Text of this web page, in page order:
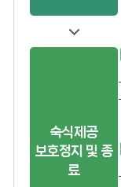
숙식제공
보호정지 및 종
료